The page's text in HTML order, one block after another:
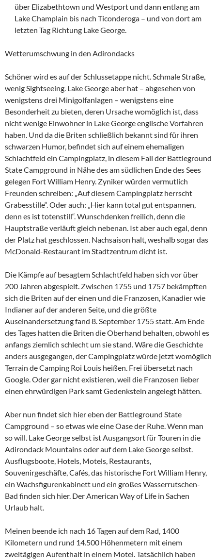
über Elizabethtown und Westport und dann entlang am
Lake Champlain bis nach Ticonderoga – und von dort am
letzten Tag Richtung Lake George.
Wetterumschwung in den Adirondacks
Schöner wird es auf der Schlussetappe nicht. Schmale Straße,
wenig Sightseeing. Lake George aber hat – abgesehen von
wenigstens drei Minigolfanlagen – wenigstens eine
Besonderheit zu bieten, deren Ursache womöglich ist, dass
nicht wenige Einwohner in Lake George englische Vorfahren
haben. Und da die Briten schließlich bekannt sind für ihren
schwarzen Humor, befindet sich auf einem ehemaligen
Schlachtfeld ein Campingplatz, in diesem Fall der Battleground
State Campground in Nähe des am südlichen Ende des Sees
gelegen Fort William Henry. Zyniker würden vermutlich
Freunden schreiben: „Auf diesem Campingplatz herrscht
Grabesstille“. Oder auch: „Hier kann total gut entspannen,
denn es ist totenstill“. Wunschdenken freilich, denn die
Hauptstraße verläuft gleich nebenan. Ist aber auch egal, denn
der Platz hat geschlossen. Nachsaison halt, weshalb sogar das
McDonald-Restaurant im Stadtzentrum dicht ist.
Die Kämpfe auf besagtem Schlachtfeld haben sich vor über
200 Jahren abgespielt. Zwischen 1755 und 1757 bekämpften
sich die Briten auf der einen und die Franzosen, Kanadier wie
Indianer auf der anderen Seite, und die größte
Auseinandersetzung fand 8. September 1755 statt. Am Ende
des Tages hatten die Briten die Oberhand behalten, obwohl es
anfangs ziemlich schlecht um sie stand. Wäre die Geschichte
anders ausgegangen, der Campingplatz würde jetzt womöglich
Terrain de Camping Roi Louis heißen. Frei übersetzt nach
Google. Oder gar nicht existieren, weil die Franzosen lieber
einen ehrwürdigen Park samt Gedenkstein angelegt hätten.
Aber nun findet sich hier eben der Battleground State
Campground – so etwas wie eine Oase der Ruhe. Wenn man
so will. Lake George selbst ist Ausgangsort für Touren in die
Adirondack Mountains oder auf dem Lake George selbst.
Ausflugsboote, Hotels, Motels, Restaurants,
Souvenirgeschäfte, Cafés, das historische Fort William Henry,
ein Wachsfigurenkabinett und ein großes Wasserrutschen-
Bad finden sich hier. Der American Way of Life in Sachen
Urlaub halt.
Meinen beende ich nach 16 Tagen auf dem Rad, 1400
Kilometern und rund 14.500 Höhenmetern mit einem
zweitägigen Aufenthalt in einem Motel. Tatsächlich haben